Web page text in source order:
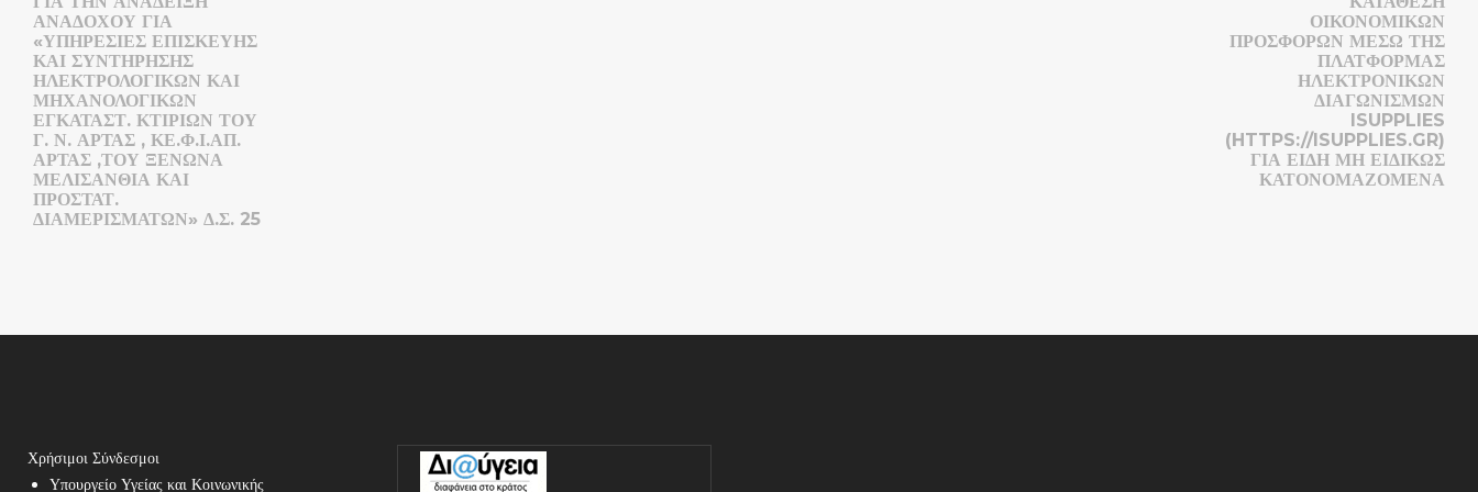
ΑΝΑΔΌΧΟΥ ΓΙΑ
«ΥΠΗΡΕΣΊΕΣ ΕΠΙΣΚΕΥΉΣ
ΚΑΙ ΣΥΝΤΉΡΗΣΗΣ
ΗΛΕΚΤΡΟΛΟΓΙΚΏΝ ΚΑΙ
ΜΗΧΑΝΟΛΟΓΙΚΏΝ
ΕΓΚΑΤΑΣΤ. ΚΤΙΡΊΩΝ ΤΟΥ
Γ. Ν. ΆΡΤΑΣ , ΚΕ.Φ.Ι.ΑΠ.
ΆΡΤΑΣ ,ΤΟΥ ΞΕΝΏΝΑ
ΜΕΛΙΣΆΝΘΙΑ ΚΑΙ
ΠΡΟΣΤΑΤ.
ΔΙΑΜΕΡΙΣΜΆΤΩΝ» Δ.Σ. 25
ΟΙΚΟΝΟΜΙΚΩΝ
ΠΡΟΣΦΟΡΩΝ ΜΕΣΩ ΤΗΣ
ΠΛΑΤΦΟΡΜΑΣ
ΗΛΕΚΤΡΟΝΙΚΩΝ
ΔΙΑΓΩΝΙΣΜΩΝ
ISUPPLIES
(HTTPS://ISUPPLIES.GR)
ΓΙΑ ΕΙΔΗ ΜΗ ΕΙΔΙΚΩΣ
ΚΑΤΟΝΟΜΑΖΟΜΕΝΑ
Χρήσιμοι Σύνδεσμοι
Υπουργείο Υγείας και Κοινωνικής